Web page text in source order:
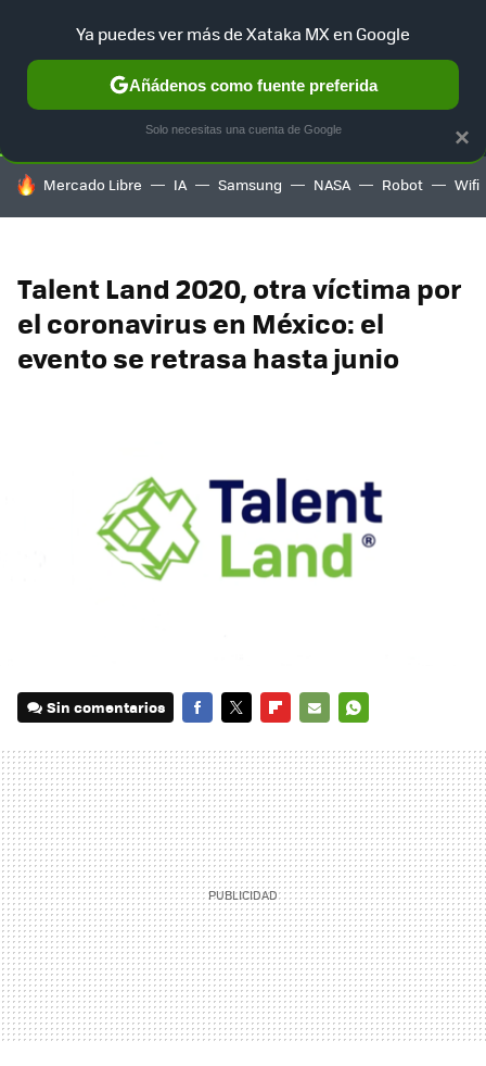
SELECCIÓN GAMING HOME AUTO TERRITORIO
HOY SE HABLA DE
Mercado Libre IA Samsung NASA Robot Wifi
Talent Land 2020, otra víctima por
el coronavirus en México: el
evento se retrasa hasta junio
Sin comentarios
MAIL
×
Ya puedes ver más de Xataka MX en Google
Añádenos como fuente preferida
Solo necesitas una cuenta de Google